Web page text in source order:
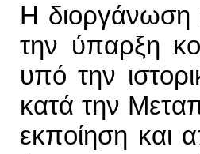
Η διοργάνωση
την ύπαρξη
υπό την
κατά την
εκποίηση και